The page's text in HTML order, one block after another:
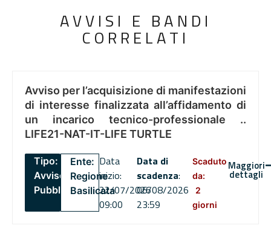
AVVISI E BANDI
CORRELATI
Avviso per l’acquisizione di manifestazioni
di interesse finalizzata all’affidamento di
un incarico tecnico-professionale ..
LIFE21-NAT-IT-LIFE TURTLE
Tipo:
Avviso
Pubblico
Ente:
Regione
Basilicata
Data
inizio:
22/07/2026
09:00
Data di
scadenza:
06/08/2026
23:59
Scaduto
da:
2
giorni
Maggiori
dettagli